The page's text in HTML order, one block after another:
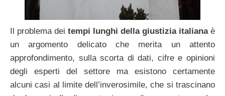
Il problema dei tempi lunghi della giustizia italiana è
un argomento delicato che merita un attento
approfondimento, sulla scorta di dati, cifre e opinioni
degli esperti del settore ma esistono certamente
alcuni casi al limite dell’inverosimile, che si trascinano